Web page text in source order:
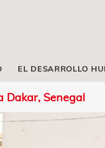
EL DESARROLLO
Dakar, Senegal